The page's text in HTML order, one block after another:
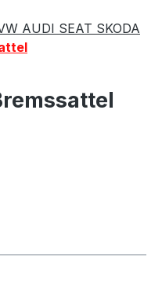
AUDI SEAT SKODA